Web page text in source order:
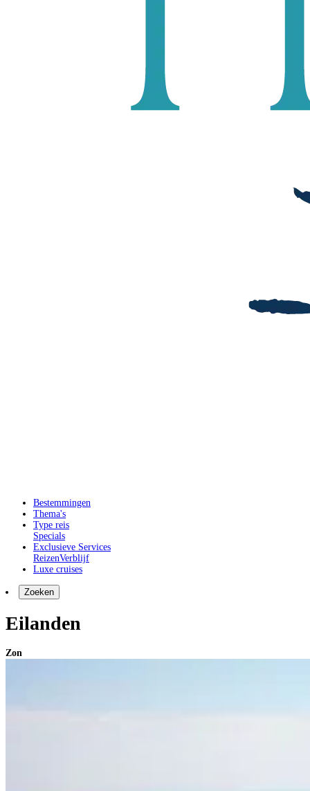
Bestemmingen
Thema's
Type reis
Specials
Exclusieve Services
ReizenVerblijf
Luxe cruises
Zoeken
Eilanden
Zon